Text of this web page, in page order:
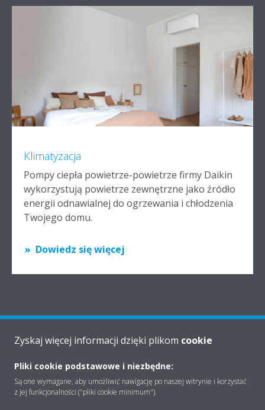
Klimatyzacja
Pompy ciepła powietrze-powietrze firmy Daikin
wykorzystują powietrze zewnętrzne jako źródło
energii odnawialnej do ogrzewania i chłodzenia
Twojego domu.
Dowiedz się więcej
WSPARCIE
Zyskaj więcej informacji dzięki plikom cookie
Pliki cookie podstawowe i niezbędne:
Są one wymagane, aby umożliwić nawigację po naszej witrynie i korzystać
z jej funkcjonalności ("pliki cookie minimum").